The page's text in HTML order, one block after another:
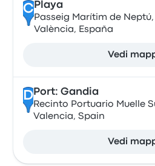
CPlaya
Passeig Marítim de
València, España
Vedi
DPort: Gandia
Recinto Portuario Muelle
Valencia, Spain
Vedi